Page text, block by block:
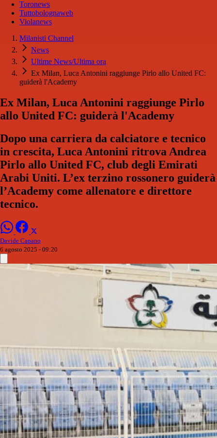
Toronews
Tuttobolognaweb
Violanews
Milanisti Channel
News
Ultime News/Ultima ora
Ex Milan, Luca Antonini raggiunge Pirlo allo United FC:
guiderà l'Academy
Ex Milan, Luca Antonini raggiunge Pirlo
allo United FC: guiderà l'Academy
Dopo una carriera da calciatore e tecnico
in crescita, Luca Antonini ritrova Andrea
Pirlo allo United FC, club degli Emirati
Arabi Uniti. L’ex terzino rossonero guiderà
l’Academy come allenatore e direttore
tecnico.
Davide Capano
6 agosto 2025 - 09:20